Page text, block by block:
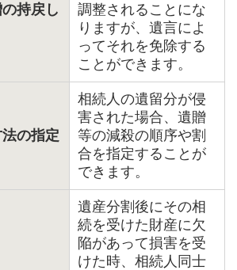
持戻し
調整されることにな
りますが、遺言によ
ってそれを免除する
ことができます。
の指定
相続人の遺留分が侵
害された場合、遺贈
等の減殺の順序や割
合を指定することが
できます。
遺産分割後にその相
続を受けた財産に欠
陥があって損害を受
けた時、相続人同士